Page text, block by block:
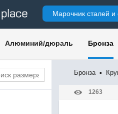
Марочник сталей и
Алюминий/дюраль Бронза
Бронза ▪
1263